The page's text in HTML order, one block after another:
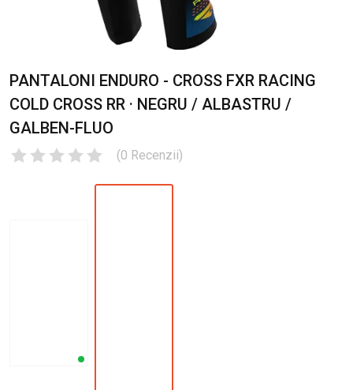
PANTALONI ENDURO - CROSS FXR RACING
COLD CROSS RR · NEGRU / ALBASTRU /
GALBEN-FLUO
(0 Recenzii)